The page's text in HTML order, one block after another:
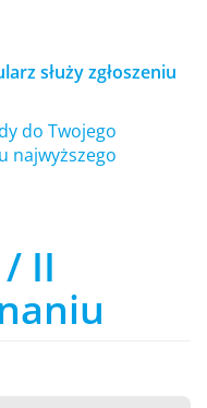
służy zgłoszeniu
do Twojego
najwyższego
II